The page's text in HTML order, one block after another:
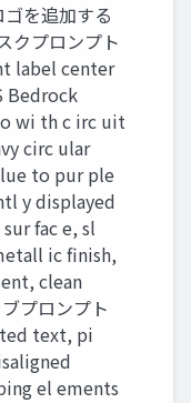
を追加する
クプロンプト
label center
Bedrock
wi th c irc uit
circ ular
to pur ple
y displayed
fac e, sl
ic finish,
clean
プロンプト
text, pi
el ements